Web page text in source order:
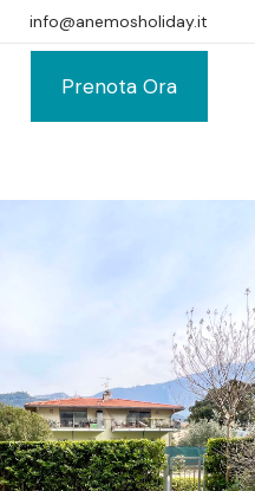
info@anemosholiday.it
Prenota Ora